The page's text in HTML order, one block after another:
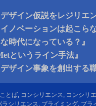
ザイン仮説をレジリエ
ノベーションは起こら
時代になっている？』
というライン手法』
ザイン事象を創出する
ことば, コンシリエンス, コンシリ
ラシリエンス, プライミング, プラ